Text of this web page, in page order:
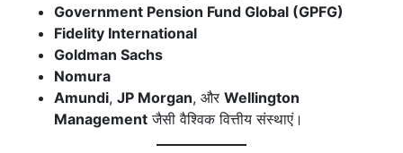
Government Pension Fund Global (GPFG)
Fidelity International
Goldman Sachs
Nomura
Amundi, JP Morgan, और Wellington
Management जैसी वैश्विक वित्तीय संस्थाएं।